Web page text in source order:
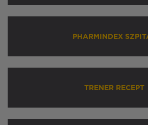
PHARMINDEX
TRENER RECEPT